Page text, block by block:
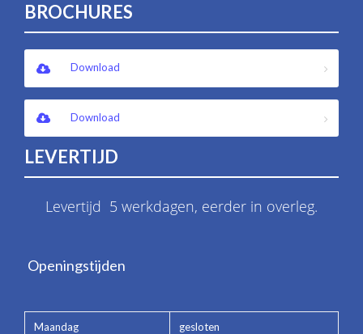
BROCHURES
Download
Download
LEVERTIJD
Levertijd 5 werkdagen, eerder in overleg.
Openingstijden
Maandag gesloten